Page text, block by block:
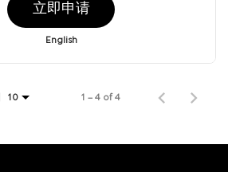
立即申请
English
10 1 – 4 of 4